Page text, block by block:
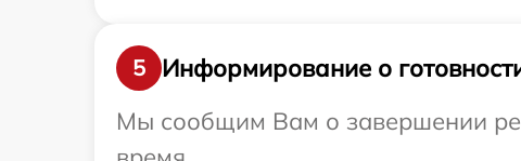
5
Информирование о
Мы сообщим Вам о завершении